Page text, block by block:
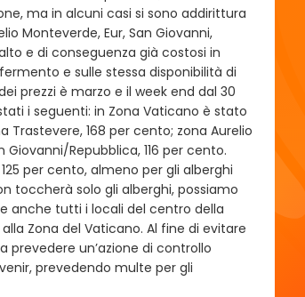
ma in alcuni casi si sono addirittura
Monteverde, Eur, San Giovanni,
e di conseguenza già costosi in
e sulle stessa disponibilità di
prezzi è marzo e il week end dal 30
i seguenti: in Zona Vaticano è stato
Trastevere, 168 per cento; zona Aurelio
Giovanni/Repubblica, 116 per cento.
per cento, almeno per gli alberghi
toccherà solo gli alberghi, possiamo
anche tutti i locali del centro della
Zona del Vaticano. Al fine di evitare
prevedere un’azione di controllo
prevedendo multe per gli